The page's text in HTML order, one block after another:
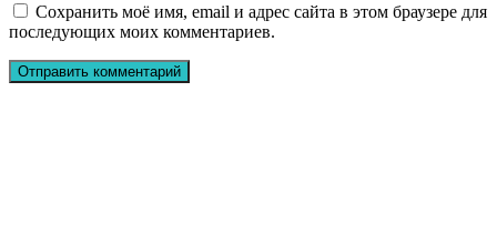
Сохранить моё имя, email и адрес сайта в этом браузере для
последующих моих комментариев.